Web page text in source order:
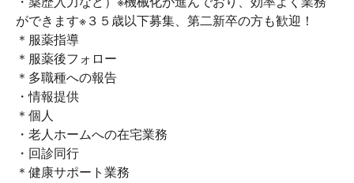
ができます※３５歳以下募集、第二新卒の方も歓迎！
＊服薬指導
＊服薬後フォロー
＊多職種への報告
・情報提供
＊個人
・老人ホームへの在宅業務
・回診同行
＊健康サポート業務